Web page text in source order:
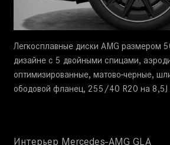
Легкосплавные диски AMG размером
дизайне с 5 двойными спицами,
оптимизированные, матово-черные,
ободовой фланец, 255/40 R20 на 8,5J
Интерьер Mercedes-AMG GLA